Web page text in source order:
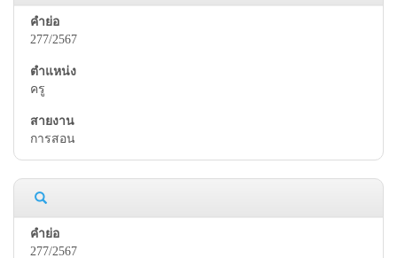
277/2567
ครู
การสอน
277/2567